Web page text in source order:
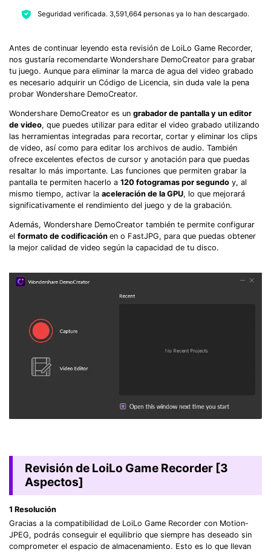
Seguridad verificada. 3,591,664personas ya lo han descargado.
Antes de continuar leyendo esta revisión de LoiLo Game Recorder,
nos gustaría recomendarte Wondershare DemoCreator para grabar
tu juego. Aunque para eliminar la marca de agua del video grabado
es necesario adquirir un Código de Licencia, sin duda vale la pena
probar Wondershare DemoCreator.
󠀰Wondershare DemoCreator es un grabador de pantalla y un editor
de video, que puedes utilizar para editar el video grabado utilizando
las herramientas integradas para recortar, cortar y eliminar los clips
de video, así como para editar los archivos de audio. También
ofrece excelentes efectos de cursor y anotación para que puedas
resaltar lo más importante. Las funciones que permiten grabar la
pantalla te permiten hacerlo a 120 fotogramas por segundo y, al
mismo tiempo, activar la aceleración de la GPU, lo que mejorará
significativamente el rendimiento del juego y de la grabación.
󠀰Además, Wondershare DemoCreator también te permite configurar
el formato de codificación en o FastJPG, para que puedas obtener
la mejor calidad de video según la capacidad de tu disco.
Revisión de LoiLo Game Recorder [3
Aspectos]
1 Resolución
Gracias a la compatibilidad de LoiLo Game Recorder con Motion-
JPEG, podrás conseguir el equilibrio que siempre has deseado sin
comprometer el espacio de almacenamiento. Esto es lo que llevan